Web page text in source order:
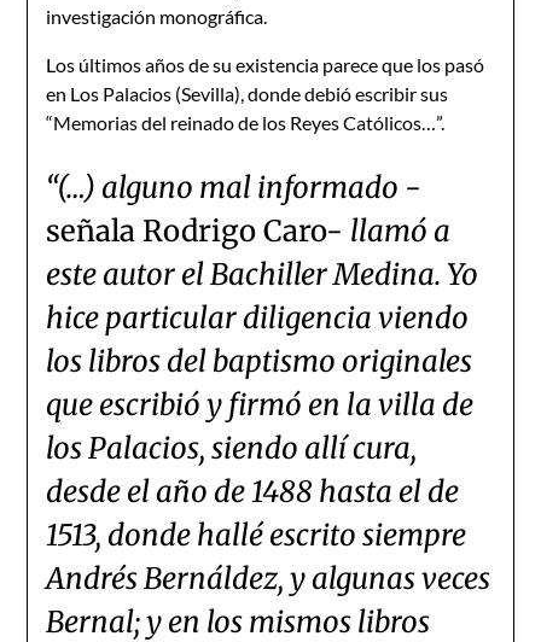
investigación monográfica.
Los últimos años de su existencia parece que los pasó
en Los Palacios (Sevilla), donde debió escribir sus
“Memorias del reinado de los Reyes Católicos…”.
“(…) alguno mal informado -
señala Rodrigo Caro- llamó a
este autor el Bachiller Medina. Yo
hice particular diligencia viendo
los libros del baptismo originales
que escribió y firmó en la villa de
los Palacios, siendo allí cura,
desde el año de 1488 hasta el de
1513, donde hallé escrito siempre
Andrés Bernáldez, y algunas veces
Bernal; y en los mismos libros